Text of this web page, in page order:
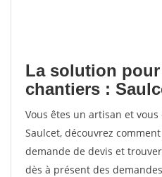
La solution
chantiers :
Vous êtes un artisan et
Saulcet, découvrez
demande de devis et
dès à présent des